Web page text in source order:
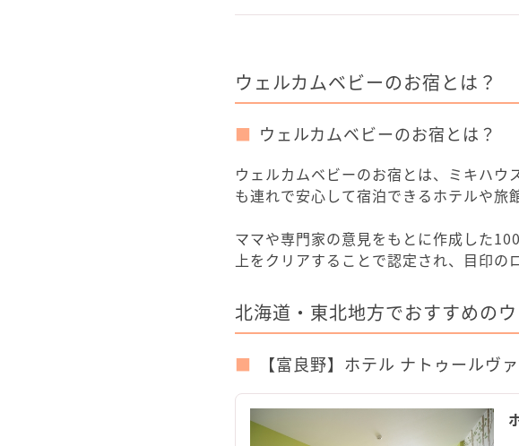
ウェルカムベビーのお宿とは？
ウェルカムベビーのお宿とは？
ウェルカムベビーのお宿とは、ミキハ
も連れで安心して宿泊できるホテルや旅館
ママや専門家の意見をもとに作成した
上をクリアすることで認定され、目印の
北海道・東北地方でおすすめの
【富良野】ホテル ナトゥールヴ